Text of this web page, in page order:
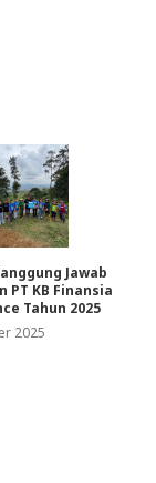
Jawab
PT KB Finansia
Tahun 2025
2025